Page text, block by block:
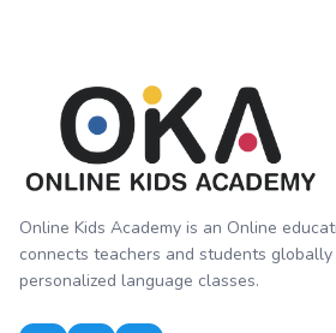
Online Kids Academy is an Online
connects teachers and students
personalized language classes.